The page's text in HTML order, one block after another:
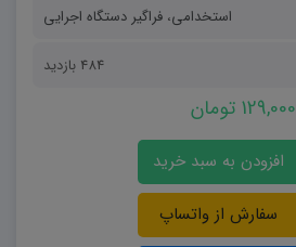
استخدامی، فراگیر دستگاه اجرایی
484 بازدید
129,000 تومان
افزودن به سبد خرید
سفارش از واتساپ